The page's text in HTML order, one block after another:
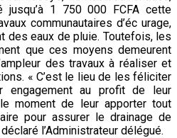
jusqu’à 1 750 000 FCFA cette
communautaires d’éc urage,
des eaux de pluie. Toutefois, les
que ces moyens demeurent
des travaux à réaliser et
« C’est le lieu de les féliciter
engagement au profit de leur
moment de leur apporter tout
pour assurer le drainage de
l’Administrateur délégué.